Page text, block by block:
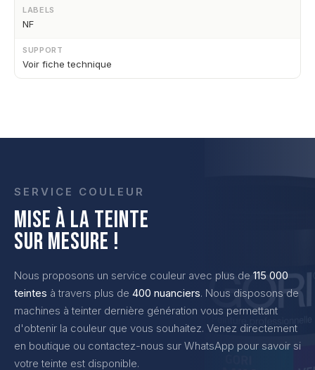
LABELS
NF
SUPPORT
Voir fiche technique
SERVICE COULEUR
MISE À LA TEINTE
SUR MESURE !
Nous proposons un service couleur avec plus de 115 000
teintes à travers plus de 400 nuanciers. Nous disposons de
machines à teinter dernière génération vous permettant
d'obtenir la couleur que vous souhaitez. Venez directement
en boutique ou contactez-nous sur WhatsApp pour savoir si
votre teinte est disponible.